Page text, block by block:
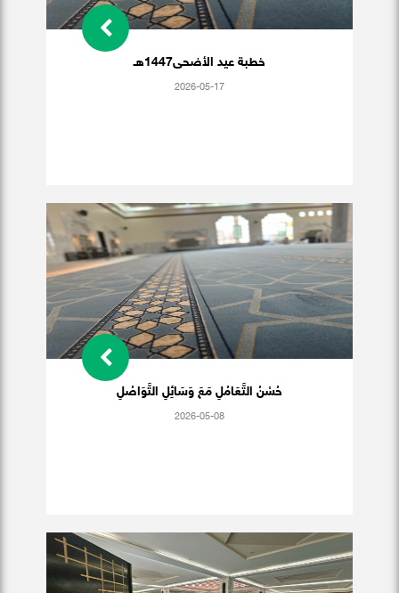
خطبة عيد الأضحى1447هـ
2026-05-17
حُسْنُ التَّعَامُلِ مَعَ وَسَائِلِ التَّوَاصُلِ
2026-05-08